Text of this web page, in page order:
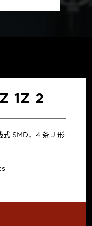
1Z 2
SMD，4 条 J 形